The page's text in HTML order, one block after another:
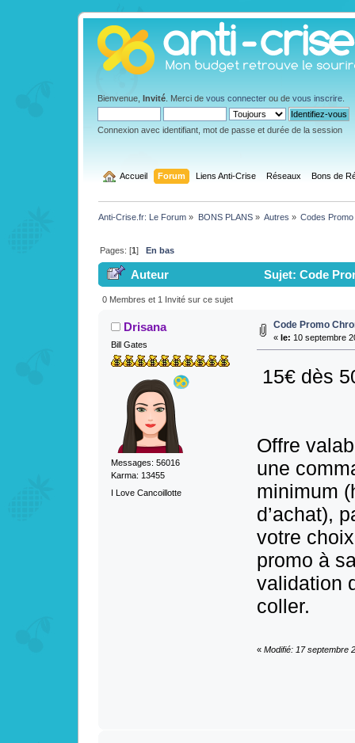
Bienvenue, Invité . Merci de vous connecter ou de vous inscrire
Connexion avec identifiant, mot de passe et durée de la session
Accueil Forum Liens Anti-Crise Réseaux Bons de
Anti-Crise.fr: Le Forum » BONS PLANS» Autres » Codes Promo
Pages: [1]En bas
Auteur Sujet: Code
0 Membres et 1 Invité sur ce sujet
Drisana
Bill Gates
Messages: 56016
Karma: 13455
I Love Cancoillotte
Code Promo
« le: 10 septembre
15€ dès
Offre
une
minimum
d’achat),
votre
promo à
validation
coller.
« Modifié: 17 septembre